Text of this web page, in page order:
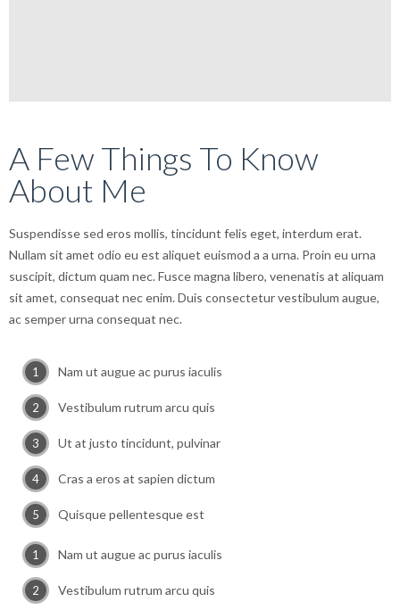
A Few Things To Know
About Me
Suspendisse sed eros mollis, tincidunt felis eget, interdum erat.
Nullam sit amet odio eu est aliquet euismod a a urna. Proin eu urna
suscipit, dictum quam nec. Fusce magna libero, venenatis at aliquam
sit amet, consequat nec enim. Duis consectetur vestibulum augue,
ac semper urna consequat nec.
Nam ut augue ac purus iaculis
Vestibulum rutrum arcu quis
Ut at justo tincidunt, pulvinar
Cras a eros at sapien dictum
Quisque pellentesque est
Nam ut augue ac purus iaculis
Vestibulum rutrum arcu quis